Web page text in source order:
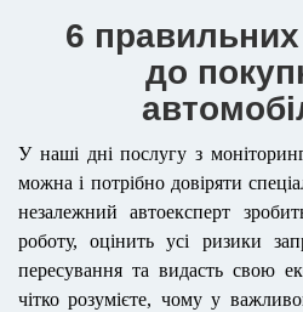
6 правильних
до
У наші дні послугу з
можна і потрібно довіряти
незалежний автоексперт
роботу, оцінить усі ризики
пересування та видасть свою
чітко розумієте, чому у